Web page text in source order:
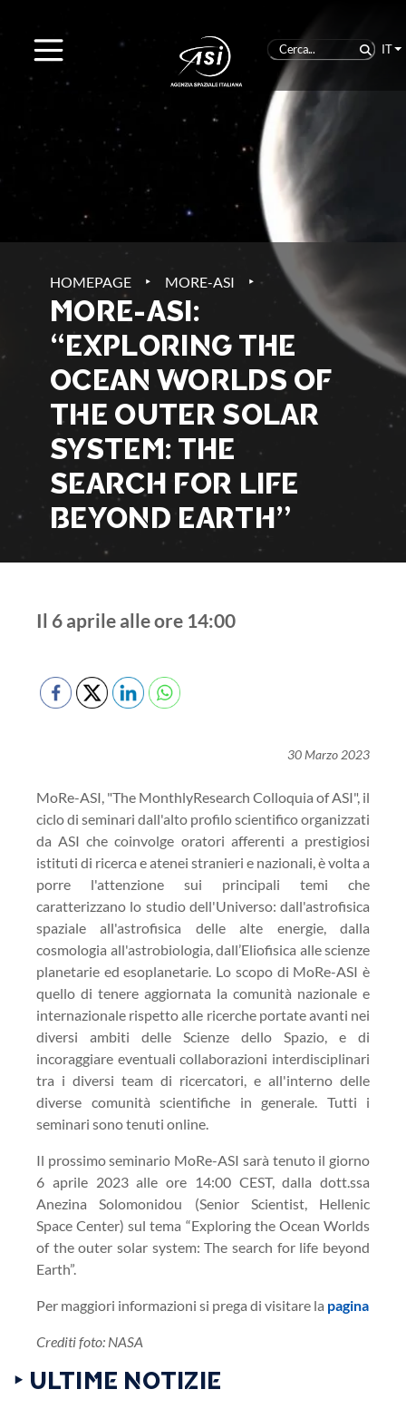
IT
HOMEPAGE ‣ MORE-ASI ‣
MORE-ASI:
“EXPLORING THE
OCEAN WORLDS OF
THE OUTER SOLAR
SYSTEM: THE
SEARCH FOR LIFE
BEYOND EARTH”
Il 6 aprile alle ore 14:00
30 Marzo 2023
MoRe-ASI, "The MonthlyResearch Colloquia of ASI", il
ciclo di seminari dall'alto profilo scientifico organizzati
da ASI che coinvolge oratori afferenti a prestigiosi
istituti di ricerca e atenei stranieri e nazionali, è volta a
porre l'attenzione sui principali temi che
caratterizzano lo studio dell'Universo: dall'astrofisica
spaziale all'astrofisica delle alte energie, dalla
cosmologia all'astrobiologia, dall’Eliofisica alle scienze
planetarie ed esoplanetarie. Lo scopo di MoRe-ASI è
quello di tenere aggiornata la comunità nazionale e
internazionale rispetto alle ricerche portate avanti nei
diversi ambiti delle Scienze dello Spazio, e di
incoraggiare eventuali collaborazioni interdisciplinari
tra i diversi team di ricercatori, e all'interno delle
diverse comunità scientifiche in generale. Tutti i
seminari sono tenuti online.
Il prossimo seminario MoRe-ASI sarà tenuto il giorno
6 aprile 2023 alle ore 14:00 CEST, dalla dott.ssa
Anezina Solomonidou (Senior Scientist, Hellenic
Space Center) sul tema “Exploring the Ocean Worlds
of the outer solar system: The search for life beyond
Earth”.
Per maggiori informazioni si prega di visitare la pagina
Crediti foto: NASA
‣ ULTIME NOTIZIE